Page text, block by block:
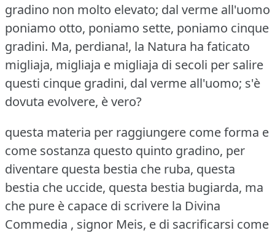
gradino non molto elevato; dal verme all'uomo
poniamo otto, poniamo sette, poniamo cinque
gradini. Ma, perdiana!, la Natura ha faticato
migliaja, migliaja e migliaja di secoli per salire
questi cinque gradini, dal verme all'uomo; s'è
dovuta evolvere, è vero?
questa materia per raggiungere come forma e
come sostanza questo quinto gradino, per
diventare questa bestia che ruba, questa
bestia che uccide, questa bestia bugiarda, ma
che pure è capace di scrivere la Divina
Commedia , signor Meis, e di sacrificarsi come